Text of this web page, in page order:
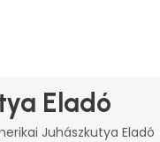
Eladó
Juhászkutya Eladó